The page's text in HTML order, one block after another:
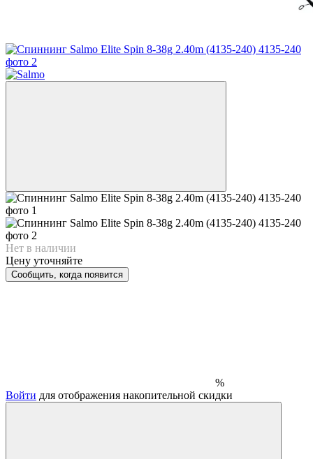
Нет в наличии
Цену уточняйте
Сообщить, когда появится
%
Войти для отображения накопительной скидки